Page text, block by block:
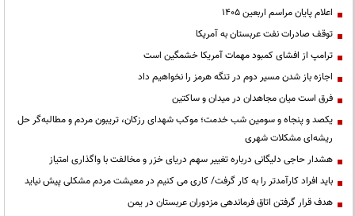
اعلام پایان مراسم اربعین ۱۴۰۵
توقف صادرات نفت عربستان به آمریکا
ترامپ از افشای کمبود مهمات آمریکا خشمگین است
اجازه باز شدن مسیر دوم در تنگه هرمز را نخواهیم داد
فرق است میان مجاهدان در میدان و ساکتین
یکصد و پنجاه و سومین شب خدمت؛ موکب شهدای رزکان، تریبون مردم و مطالبه‌گر حل
ریشه‌ای مشکلات شهری
هشدار حاجی دلیگانی درباره تغییر سهم دریای خزر و مخالفت با واگذاری امتیاز
باید افراد کارآمدتر را به کار گرفت/ کاری می کنیم در معیشت مردم مشکلی پیش نیاید
هدف قرار گرفتن اتاق‌ فرماندهی مزدوران عربستان در یمن